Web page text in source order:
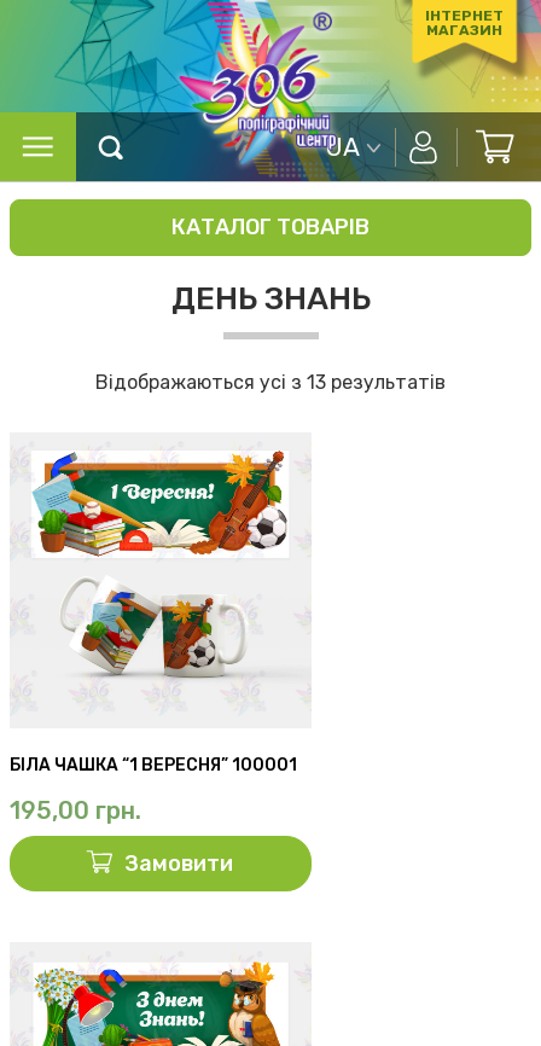
ІНТЕРНЕТ
МАГАЗИН
UA
КАТАЛОГ ТОВАРІВ
ДЕНЬ ЗНАНЬ
Відображаються усі з 13 результатів
БІЛА ЧАШКА “1 ВЕРЕСНЯ” 100001
195,00 грн.
Замовити